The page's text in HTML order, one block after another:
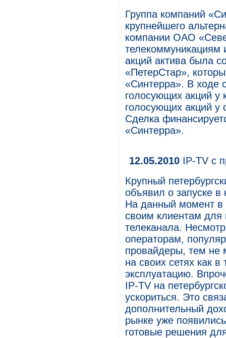
Группа компаний
крупнейшего
компании ОАО
акций актива была
«ПетерСтар»,
«Синтерра». В ходе
голосующих акций у
голосующих акций у
Сделка
«Синтерра».
12.05.2010 IP-TV с
Крупный
объявил о запуске в
На данный момент в
своим клиентам для
телеканала.
операторам,
провайдеры, тем не
на своих сетях как
эксплуатацию.
IP-TV на
ускориться. Это
дополнительный
рынке уже
готовые решения